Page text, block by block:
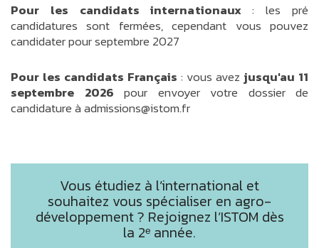
Pour les candidats internationaux: les pré
candidatures sont fermées, cependant vous pouvez
candidater pour septembre 2027
Pour les candidats Français : vous avez jusqu'au 11
septembre 2026 pour envoyer votre dossier de
candidature à admissions@istom.fr
Vous étudiez à l’international et
souhaitez vous spécialiser en agro-
développement ? Rejoignez l’ISTOM dès
la 2ᵉ année.